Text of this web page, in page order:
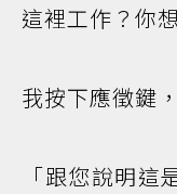
這裡工作？你
我按下應徵鍵
「跟您說明